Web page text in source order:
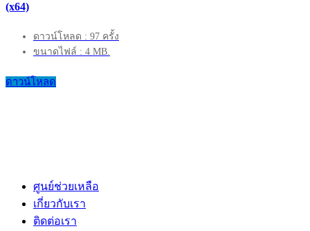
(x64)
ดาวน์โหลด : 97 ครั้ง
ขนาดไฟล์ : 4 MB.
ดาวน์โหลด
ศูนย์ช่วยเหลือ
เกี่ยวกับเรา
ติดต่อเรา